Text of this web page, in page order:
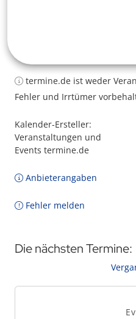
termine.de ist weder
Fehler und Irrtümer
Kalender-Ersteller:
Veranstaltungen und
Events termine.de
Anbieterangaben
Fehler melden
Die nächsten Termine: